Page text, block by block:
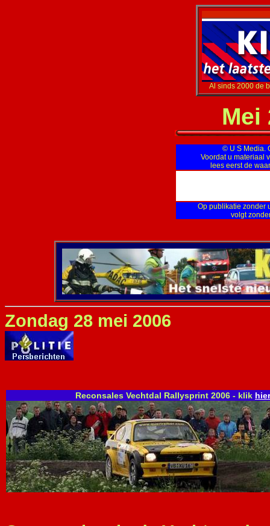
Al sinds 2000 de
Mei
© U S Media.
Voordat u materiaal
lees eerst de
Op publikatie zonder
volgt
Zondag 28 mei 2006
Reconsales Vechtdal Rallysprint 2006 - klik hier